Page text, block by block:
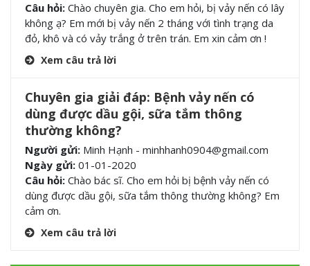
Câu hỏi: Chào chuyên gia. Cho em hỏi, bị vảy nến có lây
không ạ? Em mới bị vảy nến 2 tháng với tình trạng da
đỏ, khô và có vảy trắng ở trên trán. Em xin cảm ơn !
Xem câu trả lời
Chuyên gia giải đáp: Bệnh vảy nến có
dùng được dầu gội, sữa tắm thông
thường không?
Người gửi: Minh Hạnh - minhhanh0904@gmail.com
Ngày gửi: 01-01-2020
Câu hỏi: Chào bác sĩ. Cho em hỏi bị bệnh vảy nến có
dùng được dầu gội, sữa tắm thông thường không? Em
cảm ơn.
Xem câu trả lời